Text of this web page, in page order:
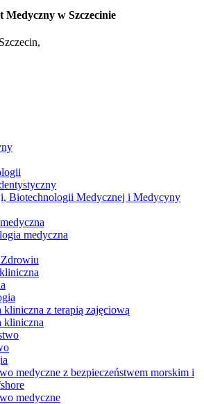
w Szczecinie
Biotechnologii Medycznej i Medycyny
medyczna
kliniczna z terapią zajęciową
kliniczna
medyczne z bezpieczeństwem morskim i
medyczne